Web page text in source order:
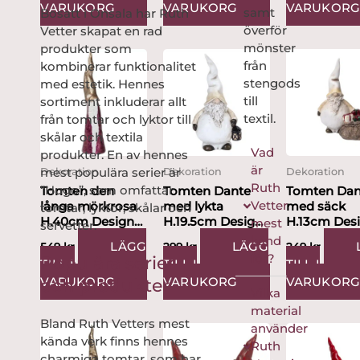
VARUKORG
VARUKORG
VARUKORG
Dekoration
Tomten den
långa mörkrosa
H.40cm Design
549kr
LÄGG
TILL I
VARUKORG
Dekoration
Tomten Dante
med lykta
H.19.5cm Design
299kr
LÄGG
TILL I
VARUKORG
Dekoration
Tomten
med säck
H.13cm
249kr
TILL I
VARUKORG
Bosatt i Onsala har Ruth
Vetter skapat en rad
produkter som
kombinerar funktionalitet
med estetik. Hennes
sortiment inkluderar allt
från tomtar och lyktor till
skålar och textila
produkter. En av hennes
mest populära serier är
“Hugo”, som omfattar
tomtar, lyktor, skålar och
servetter.
Populära serier
och produkter
Bland Ruth Vetters mest
kända verk finns hennes
samt
överför
mönster
från
stengods
till
textil.
Vad
är
Ruth
Vetter
mest
känd
för?
Vilka
material
använder
Ruth